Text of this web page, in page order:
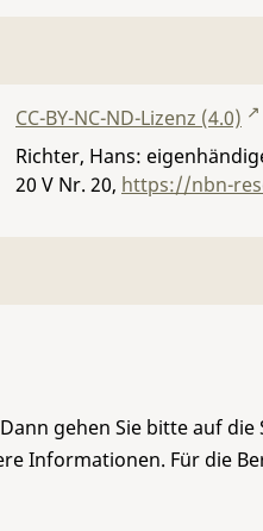
CC-BY-NC-ND-Lizenz (4.0)
Richter, Hans:
20 V Nr. 20, https://nbn-
gehen Sie bitte auf die
Informationen. Für die